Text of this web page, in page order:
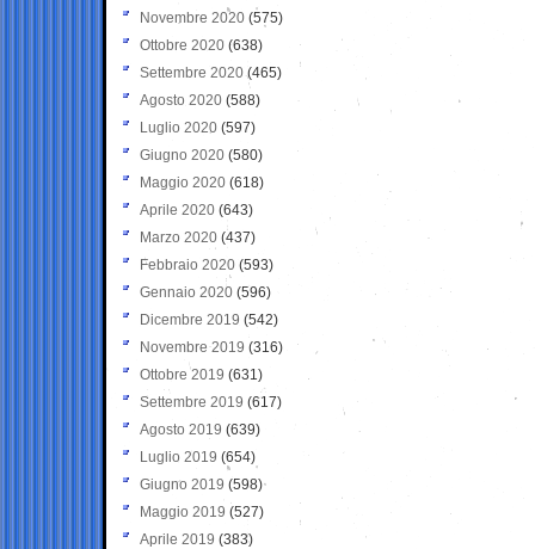
Novembre 2020 (575)
Ottobre 2020 (638)
Settembre 2020(465)
Agosto 2020 (588)
Luglio 2020 (597)
Giugno 2020 (580)
Maggio 2020 (618)
Aprile 2020 (643)
Marzo 2020 (437)
Febbraio 2020 (593)
Gennaio 2020 (596)
Dicembre 2019 (542)
Novembre 2019 (316)
Ottobre 2019 (631)
Settembre 2019 (617)
Agosto 2019 (639)
Luglio 2019 (654)
Giugno 2019 (598)
Maggio 2019 (527)
Aprile 2019 (383)